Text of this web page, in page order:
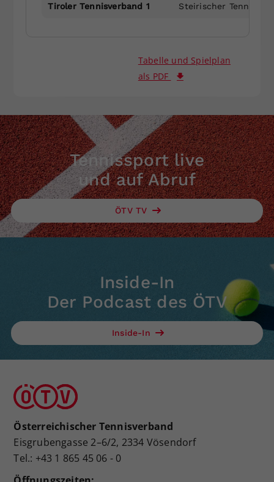
Tiroler Tennisverband 1 Steirischer
Tabelle und Spielplan
als PDF
Tennissport live
und auf Abruf
ÖTV TV
Inside-In
Der Podcast des ÖTV
Inside-In
Österreichischer Tennisverband
Eisgrubengasse 2–6/2, 2334 Vösendorf
Tel.: +43 1 865 45 06 - 0